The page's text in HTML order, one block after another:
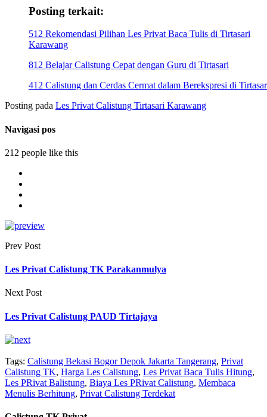
Posting terkait:
512 Rekomendasi Pilihan Les Privat Baca Tulis di Tirtasari
Karawang
812 Belajar Calistung Cepat dengan Guru di Tirtasari
412 Calistung dan Cerdas Cermat dalam Berekspresi di
Posting pada Les Privat Calistung Tirtasari Karawang
Navigasi pos
212 people like this
Prev Post
Les Privat Calistung TK Parakanmulya
Next Post
Les Privat Calistung PAUD Tirtajaya
Tags: Calistung Bekasi Bogor Depok Jakarta Tangerang, Privat
Calistung TK, Harga Les Calistung, Les Privat Baca Tulis Hitung,
Les PRivat Balistung, Biaya Les PRivat Calistung, Membaca
Menulis Berhitung, Privat Calistung Terdekat